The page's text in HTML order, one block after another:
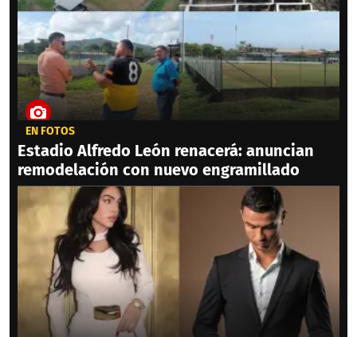
EN FOTOS
Estadio Alfredo León renacerá: anuncian
remodelación con nuevo engramillado